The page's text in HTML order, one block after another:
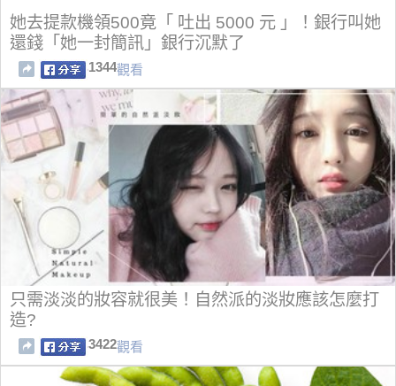
她去提款機領500竟「 吐出 5000 元 」！銀行叫她
還錢「她一封簡訊」銀行沉默了
1344觀看
只需淡淡的妝容就很美！自然派的淡妝應該怎麼打
造?
3422觀看